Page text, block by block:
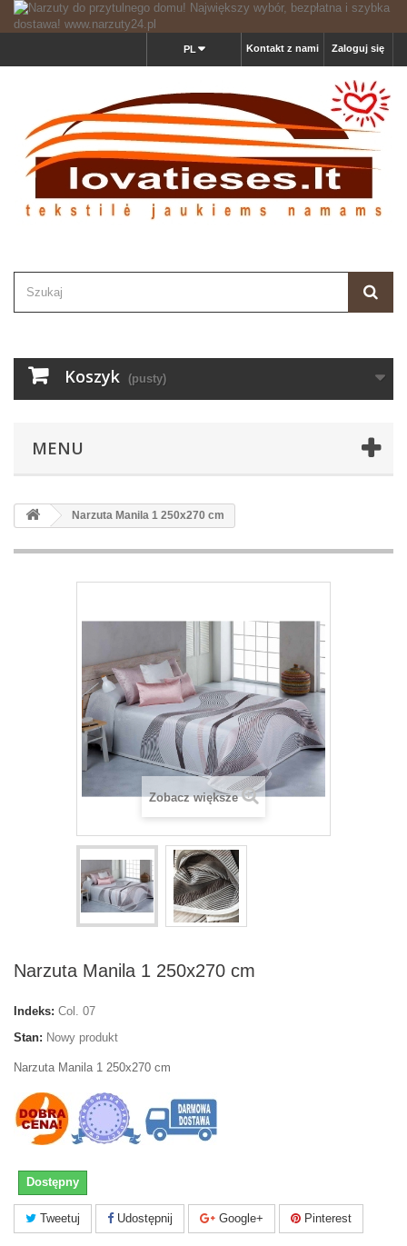
Zaloguj się
Kontakt z nami
PL
Koszyk (pusty)
MENU
Narzuta Manila 1 250x270 cm
Zobacz większe
Narzuta Manila 1 250x270 cm
Indeks: Col. 07
Stan: Nowy produkt
Narzuta Manila 1 250x270 cm
Dostępny
Tweetuj Udostępnij Google+ Pinterest